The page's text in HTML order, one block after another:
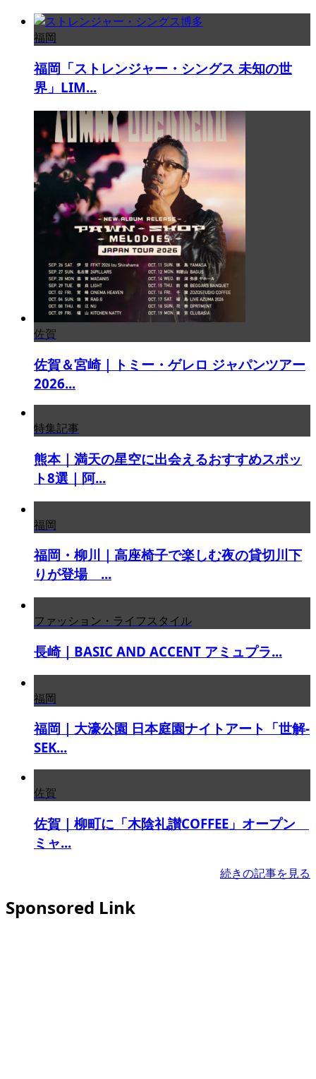
福岡
福岡「ストレンジャー・シングス 未知の世
界」LIM...
佐賀
佐賀＆宮崎｜トミー・ゲレロ ジャパンツアー
2026...
特集記事
熊本｜満天の星空に出会えるおすすめスポッ
ト8選｜阿...
福岡
福岡・柳川｜高座椅子で楽しむ夜の貸切川下
りが登場 ...
ファッション・ライフスタイル
長崎｜BASIC AND ACCENT アミュプラ...
福岡
福岡｜大濠公園 日本庭園ナイトアート「世解-
SEK...
佐賀
佐賀｜柳町に「木陰礼讃COFFEE」オープン
ミャ...
続きの記事を見る
Sponsored Link